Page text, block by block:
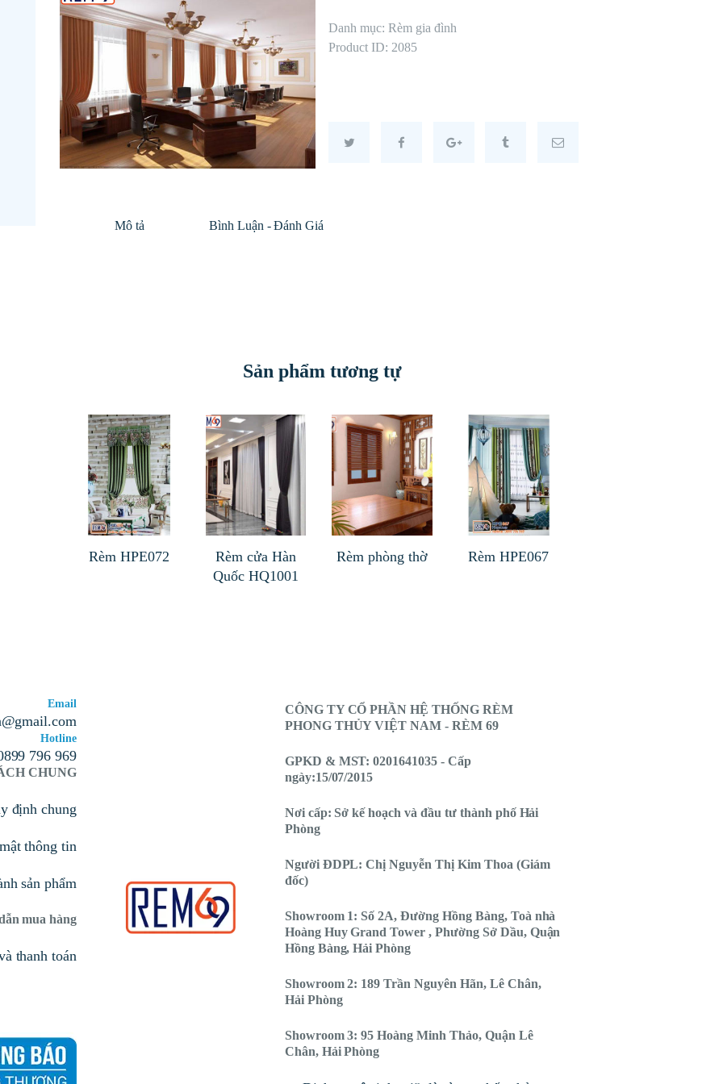
Danh mục:Rèm gia đình
Product ID: 2085
Mô tả Bình Luận - Đánh Giá
Sản phẩm tương tự
Rèm HPE072
Rèm cửa Hàn
Quốc HQ1001
Rèm phòng thờ Rèm HPE067
Email
Hotline
796 969
CHUNG
định chung
thông tin
sản phẩm
mua hàng
thanh toán
CÔNG TY CỔ PHẦN HỆ THỐNG RÈM
PHONG THỦY VIỆT NAM - RÈM 69
GPKD & MST: 0201641035 - Cấp
ngày:15/07/2015
Nơi cấp: Sở kế hoạch và đầu tư thành phố Hải
Phòng
Người ĐDPL: Chị Nguyễn Thị Kim Thoa (Giám
đốc)
Showroom 1: Số 2A, Đường Hồng Bàng, Toà nhà
Hoàng Huy Grand Tower , Phường Sở Dầu, Quận
Hồng Bàng, Hải Phòng
Showroom 2: 189 Trần Nguyên Hãn, Lê Chân,
Hải Phòng
Showroom 3: 95 Hoàng Minh Thảo, Quận Lê
Chân, Hải Phòng